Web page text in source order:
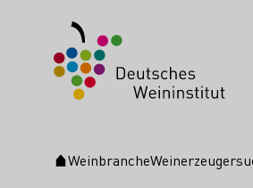
Startseite
Weinbranche